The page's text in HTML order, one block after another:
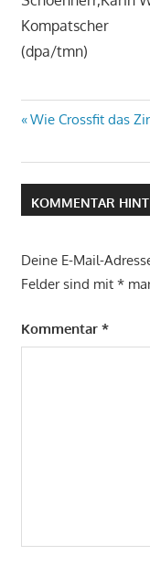
Kompatscher
(dpa/tmn)
Beitrags-
Vorheriger
Wie Crossfit das
KOMMENTAR
Deine E-Mail-
Felder sind mit *
Kommentar *